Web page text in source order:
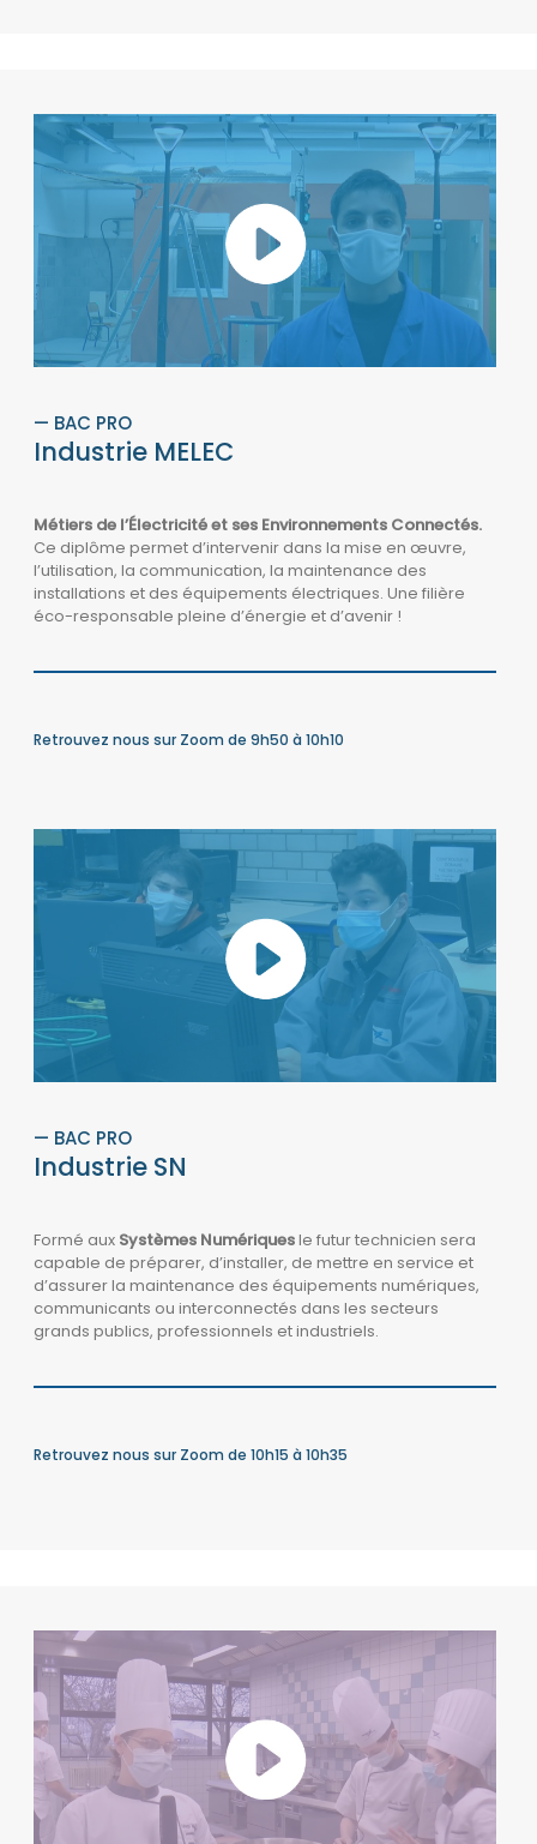
— BAC PRO
Industrie MELEC
Métiers de l’Électricité et ses Environnements Connectés.
Ce diplôme permet d’intervenir dans la mise en œuvre,
l’utilisation, la communication, la maintenance des
installations et des équipements électriques. Une filière
éco-responsable pleine d’énergie et d’avenir !
Retrouvez nous sur Zoom de 9h50 à 10h10
— BAC PRO
Industrie SN
Formé aux Systèmes Numériquesle futur technicien sera
capable de préparer, d’installer, de mettre en service et
d’assurer la maintenance des équipements numériques,
communicants ou interconnectés dans les secteurs
grands publics, professionnels et industriels.
Retrouvez nous sur Zoom de 10h15 à 10h35